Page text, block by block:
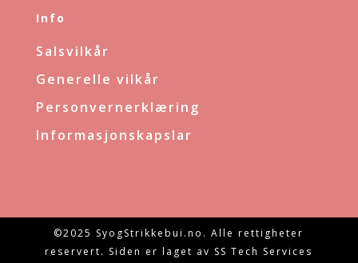
Info
Salsvilkår
Generelle vilkår
Personvernerklæring
Informasjonskapslar
©2025 SyogStrikkebui.no. Alle rettigheter
reservert. Siden er laget av SS Tech Services